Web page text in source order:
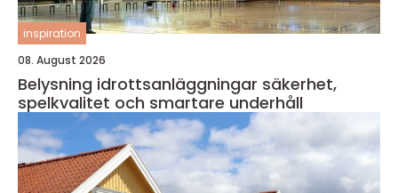
inspiration
08. August 2026
Belysning idrottsanläggningar säkerhet,
spelkvalitet och smartare underhåll